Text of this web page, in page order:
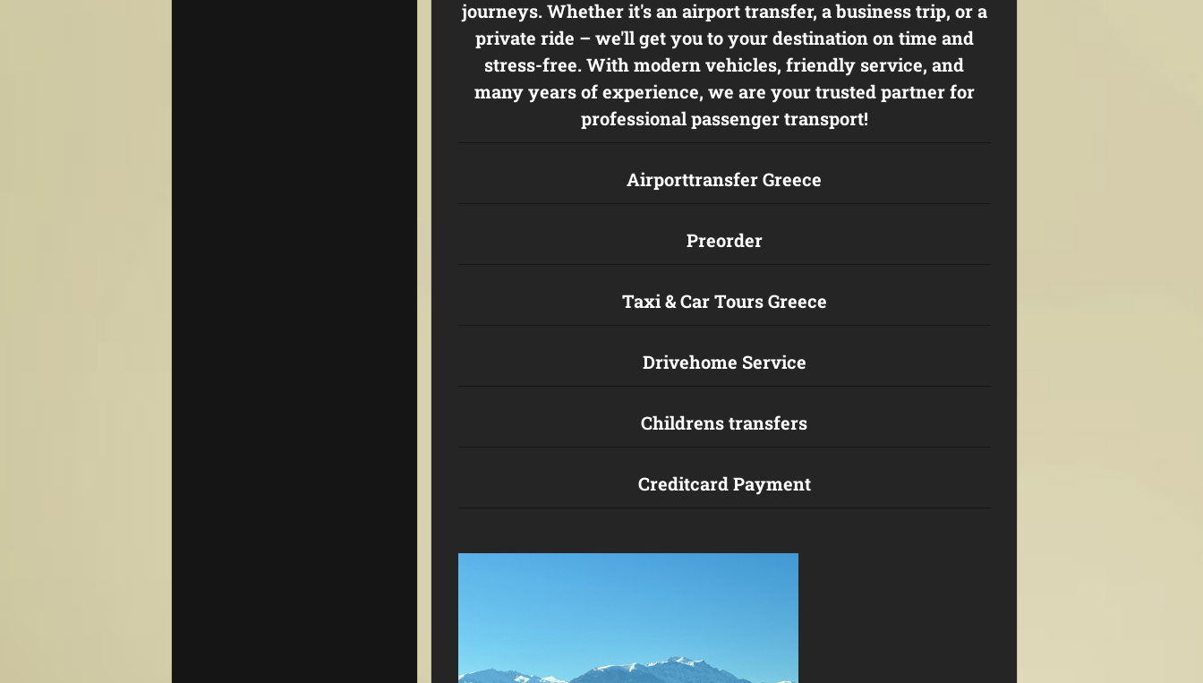
journeys. Whether it's an airport transfer, a business trip, or a
private ride – we'll get you to your destination on time and
stress-free. With modern vehicles, friendly service, and
many years of experience, we are your trusted partner for
professional passenger transport!
Airporttransfer Greece
Preorder
Taxi & Car Tours Greece
Drivehome Service
Childrens transfers
Creditcard Payment